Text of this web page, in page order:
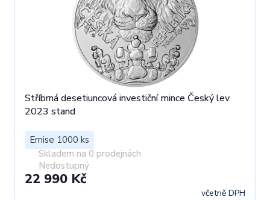
Stříbrná desetiuncová investiční mince Český lev
2023 stand
Emise 1000 ks
Skladem na 0 prodejnách
Nedostupný
22 990 Kč
včetně DPH